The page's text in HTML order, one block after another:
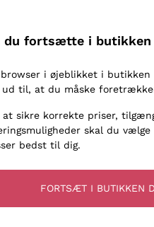
Biondi Santi
Franz Haas
Argiolas
Zenato
Ca' dei Frati
læs voresPrivatlivspolitik
du fortsætte i butikken
browser i øjeblikket i butikken
ud til, at du måske
at sikre korrekte priser,
skal du
bedst til dig.
FORTSÆT I BUTIKKEN